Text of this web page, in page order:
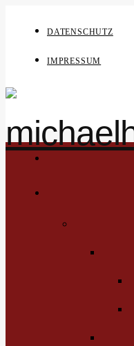
DATENSCHUTZ
IMPRESSUM